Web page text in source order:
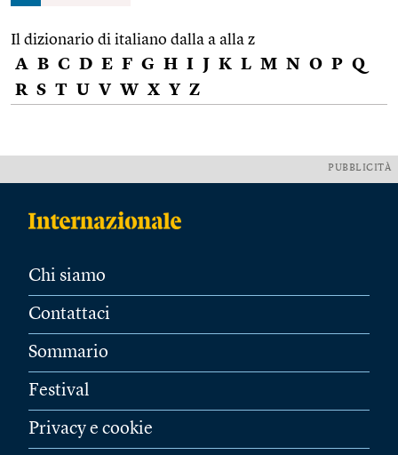
Il dizionario di italiano dalla a alla z
A B C D E F G H I J K L M N O P Q
R S T U V W X Y Z
PUBBLICITÀ
Chi siamo
Contattaci
Sommario
Festival
Privacy e cookie